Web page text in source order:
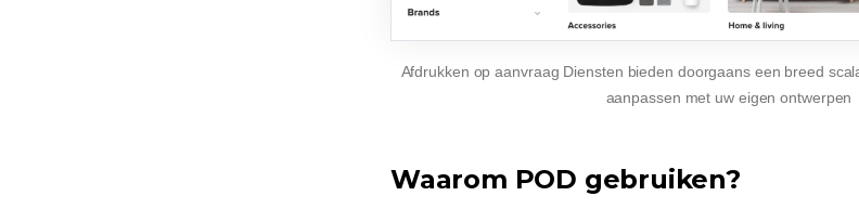
Afdrukken op aanvraag Diensten bieden doorgaans een breed
aanpassen met uw eigen ontwerpen
Waarom POD gebruiken?